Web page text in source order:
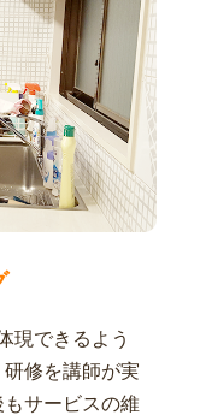
現できるよう
修を講師が実
サービスの維